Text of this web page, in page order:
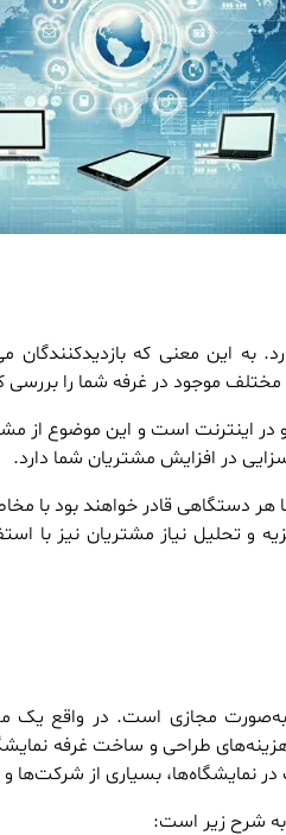
به این معنی که
موجود در غرفه شما را بررسی
اینترنت است و این موضوع از
در افزایش مشتریان شما دارد.
با هر دستگاهی قادر خواهند بود
تحلیل نیاز مشتریان نیز با
مجازی است. در واقع یک
طراحی و ساخت غرفه
نمایشگاه‌ها، بسیاری از شرکت‌ها و
به شرح زیر است: